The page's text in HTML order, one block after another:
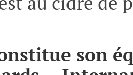
au cidre
son